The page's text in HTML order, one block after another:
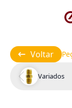
Voltar
Variados